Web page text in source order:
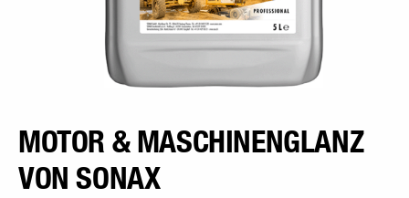
MOTOR & MASCHINENGLANZ
VON SONAX